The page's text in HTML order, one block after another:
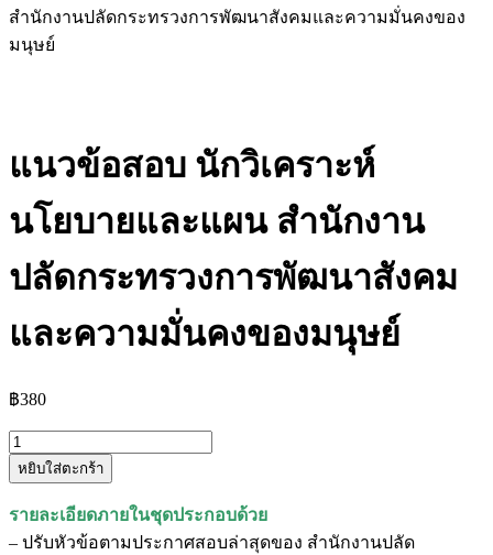
สำนักงานปลัดกระทรวงการพัฒนาสังคมและความมั่นคงของ
มนุษย์
แนวข้อสอบ นักวิเคราะห์
นโยบายและแผน สำนักงาน
ปลัดกระทรวงการพัฒนาสังคม
และความมั่นคงของมนุษย์
฿380
จำนวน
แนว
นัก
หยิบใส่ตะกร้า
รายละเอียดภายในชุดประกอบด้วย
– ปรับหัวข้อตามประกาศสอบล่าสุดของ สำนักงานปลัด